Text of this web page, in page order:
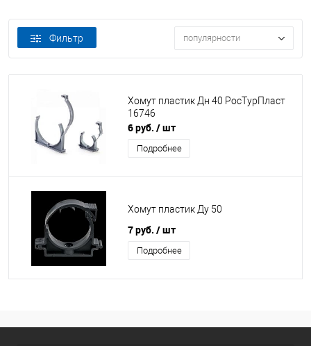
Фильтр популярности
Хомут пластик Дн 40 РосТурПласт
16746
6 руб. / шт
Подробнее
Хомут пластик Ду 50
7 руб. / шт
Подробнее